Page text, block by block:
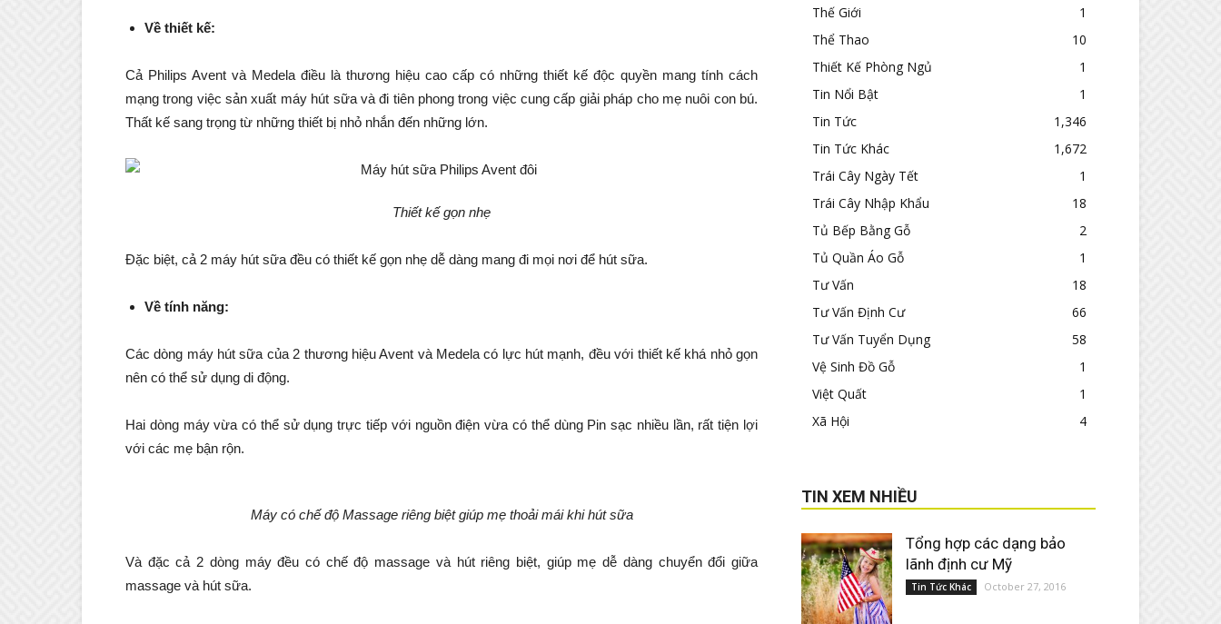
Về thiết kế:
Cả Philips Avent và Medela điều là thương hiệu cao cấp có những thiết kế độc quyền mang tính cách
mạng trong việc sản xuất máy hút sữa và đi tiên phong trong việc cung cấp giải pháp cho mẹ nuôi con bú.
Thất kế sang trọng từ những thiết bị nhỏ nhắn đến những lớn.
Thiết kế gọn nhẹ
Đặc biệt, cả 2 máy hút sữa đều có thiết kế gọn nhẹ dễ dàng mang đi mọi nơi để hút sữa.
Về tính năng:
Các dòng máy hút sữa của 2 thương hiệu Avent và Medela có lực hút mạnh, đều với thiết kế khá nhỏ gọn
nên có thể sử dụng di động.
Hai dòng máy vừa có thể sử dụng trực tiếp với nguồn điện vừa có thể dùng Pin sạc nhiều lần, rất tiện lợi
với các mẹ bận rộn.
Máy có chế độ Massage riêng biệt giúp mẹ thoải mái khi hút sữa
Và đặc cả 2 dòng máy đều có chế độ massage và hút riêng biệt, giúp mẹ dễ dàng chuyển đổi giữa
massage và hút sữa.
Thế Giới
1
Thể Thao
10
Thiết Kế Phòng Ngủ
1
Tin Nổi Bật
1
Tin Tức
1,346
Tin Tức Khác
1,672
Trái Cây Ngày Tết
1
Trái Cây Nhập Khẩu
18
Tủ Bếp Bằng Gỗ
2
Tủ Quần Áo Gỗ
1
Tư Vấn
18
Tư Vấn Định Cư
66
Tư Vấn Tuyển Dụng
58
Vệ Sinh Đồ Gỗ
1
Việt Quất
1
Xã Hội
4
TIN XEM NHIỀU
Tổng hợp các dạng bảo
lãnh định cư Mỹ
Tin Tức Khác October 27, 2016